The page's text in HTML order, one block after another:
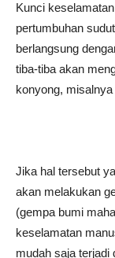
Kunci
pertumbuhan
berlangsung
tiba-tiba akan
konyong,
Jika hal tersebut
akan melakukan
(gempa bumi
keselamatan
mudah saja terjadi